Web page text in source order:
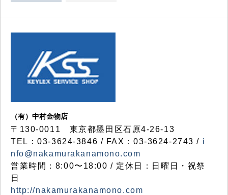
（有）中村金物店
〒130-0011 東京都墨田区石原4-26-13
TEL：03-3624-3846 / FAX：03-3624-2743 / i
nfo@nakamurakanamono.com
営業時間：8:00〜18:00 / 定休日：日曜日・祝祭
日
http://nakamurakanamono.com